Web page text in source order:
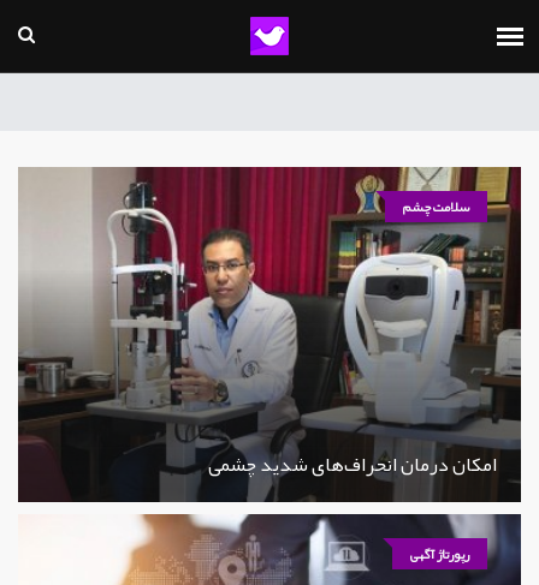
سلامت چشم
امکان درمان انحراف‌های شدید چشمی
رپورتاژ آگهی